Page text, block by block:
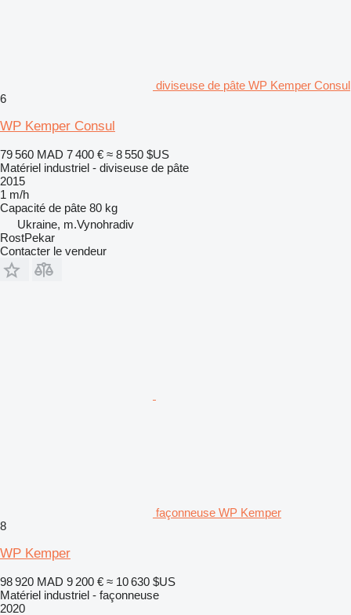
diviseuse de pâte WP Kemper Consul
6
WP Kemper Consul
79 560 MAD 7 400 € ≈ 8 550 $US
Matériel industriel - diviseuse de pâte
2015
1 m/h
Capacité de pâte 80 kg
Ukraine, m.Vynohradiv
RostPekar
Contacter le vendeur
façonneuse WP Kemper
8
WP Kemper
98 920 MAD 9 200 € ≈ 10 630 $US
Matériel industriel - façonneuse
2020